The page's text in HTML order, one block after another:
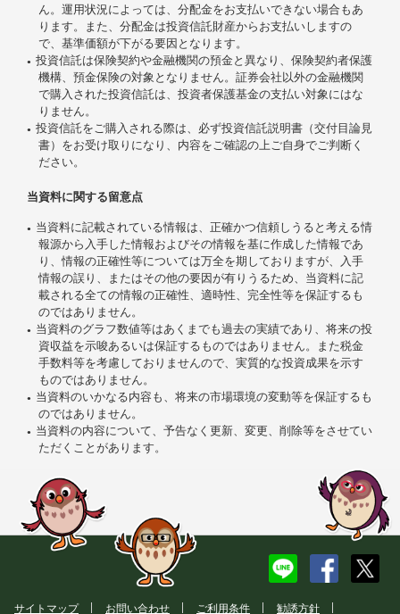
ん。運用状況によっては、分配金をお支払いできない場合もあ
ります。また、分配金は投資信託財産からお支払いしますの
で、基準価額が下がる要因となります。
投資信託は保険契約や金融機関の預金と異なり、保険契約者保護
機構、預金保険の対象となりません。証券会社以外の金融機関
で購入された投資信託は、投資者保護基金の支払い対象にはな
りません。
投資信託をご購入される際は、必ず投資信託説明書（交付目論見
書）をお受け取りになり、内容をご確認の上ご自身でご判断く
ださい。
当資料に関する留意点
当資料に記載されている情報は、正確かつ信頼しうると考える情
報源から入手した情報およびその情報を基に作成した情報であ
り、情報の正確性等については万全を期しておりますが、入手
情報の誤り、またはその他の要因が有りうるため、当資料に記
載される全ての情報の正確性、適時性、完全性等を保証するも
のではありません。
当資料のグラフ数値等はあくまでも過去の実績であり、将来の投
資収益を示唆あるいは保証するものではありません。また税金
手数料等を考慮しておりませんので、実質的な投資成果を示す
ものではありません。
当資料のいかなる内容も、将来の市場環境の変動等を保証するも
のではありません。
当資料の内容について、予告なく更新、変更、削除等をさせてい
ただくことがあります。
サイトマップ お問い合わせ ご利用条件 勧誘方針